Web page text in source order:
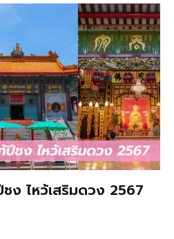
ง ไหว้เสริมดวง 2567